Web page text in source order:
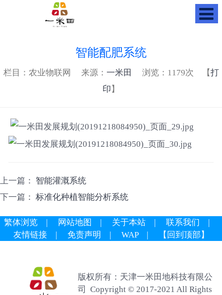
智能配肥系统
栏目：农业物联网 来源： 一米田 浏览： 1179次 【打
印 】
上一篇： 智能灌溉系统
下一篇： 标准化种植智能分析系统
繁体浏览 | 网站地图 | 关于本站 | 联系我们 |
友情链接| 免责声明 | WAP| 【回到顶部】
版权所有：天津一米田地科技有限公
司 Copyright © 2017-2021 All Rights